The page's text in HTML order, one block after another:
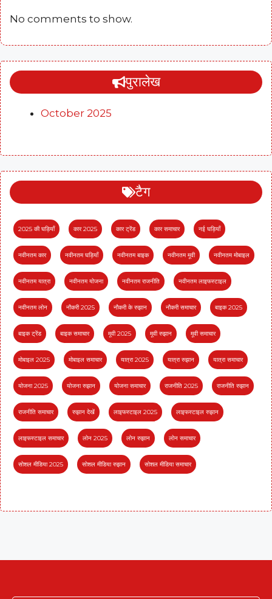
No comments to show.
पुरालेख
October 2025
टैग
2025 की घड़ियाँ कार 2025 कार ट्रेंड कार समाचार नई घड़ियाँ
नवीनतम कार नवीनतम घड़ियाँ नवीनतम बाइक नवीनतम मूवी नवीनतम मोबाइल
नवीनतम यात्रा नवीनतम योजना नवीनतम राजनीति नवीनतम लाइफस्टाइल
नवीनतम लोन नौकरी 2025 नौकरी के रुझान नौकरी समाचार बाइक 2025
बाइक ट्रेंड बाइक समाचार मूवी 2025 मूवी रुझान मूवी समाचार
मोबाइल 2025 मोबाइल समाचार यात्रा 2025 यात्रा रुझान यात्रा समाचार
योजना 2025 योजना रुझान योजना समाचार राजनीति 2025 राजनीति रुझान
राजनीति समाचार रुझान देखें लाइफस्टाइल 2025 लाइफस्टाइल रुझान
लाइफस्टाइल समाचार लोन 2025 लोन रुझान लोन समाचार
सोशल मीडिया 2025 सोशल मीडिया रुझान सोशल मीडिया समाचार